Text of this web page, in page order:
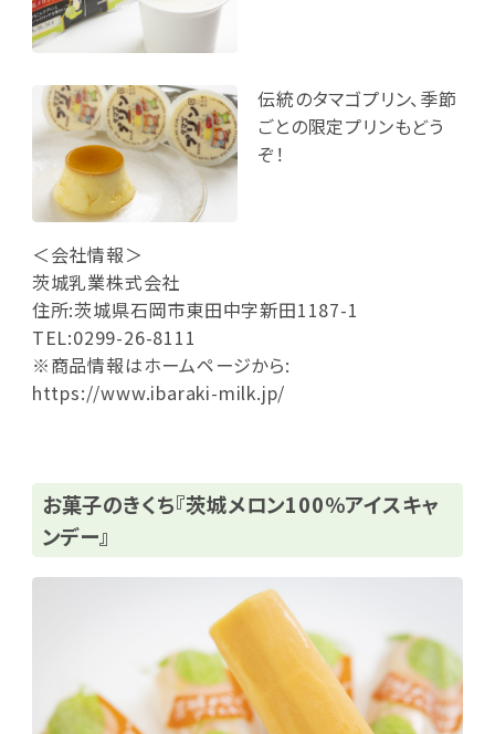
伝統のタマゴプリン、季節
ごとの限定プリンもどう
ぞ！
＜会社情報＞
茨城乳業株式会社
住所:茨城県石岡市東田中字新田1187-1
TEL:0299-26-8111
※商品情報はホームページから:
https://www.ibaraki-milk.jp/
お菓子のきくち『茨城メロン100％アイスキャ
ンデー』